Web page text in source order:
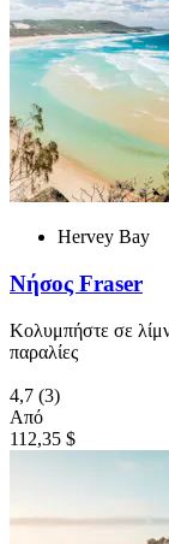
Hervey Bay
Νήσος Fraser
Κολυμπήστε σε
παραλίες
4,7 (3)
Από
112,35 $